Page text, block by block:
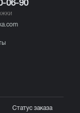
06-90
Статус заказа